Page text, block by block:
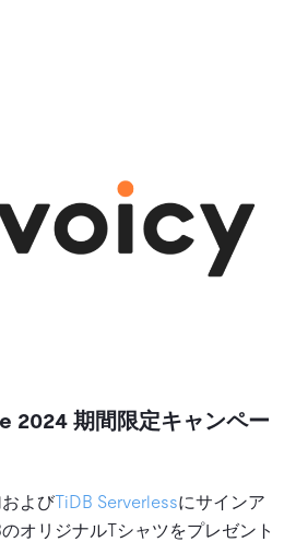
2024 期間限定キャンペー
よびTiDB Serverlessにサインア
オリジナルTシャツをプレゼント